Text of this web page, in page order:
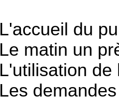
L'accueil du
Le matin un
L'utilisation
Les